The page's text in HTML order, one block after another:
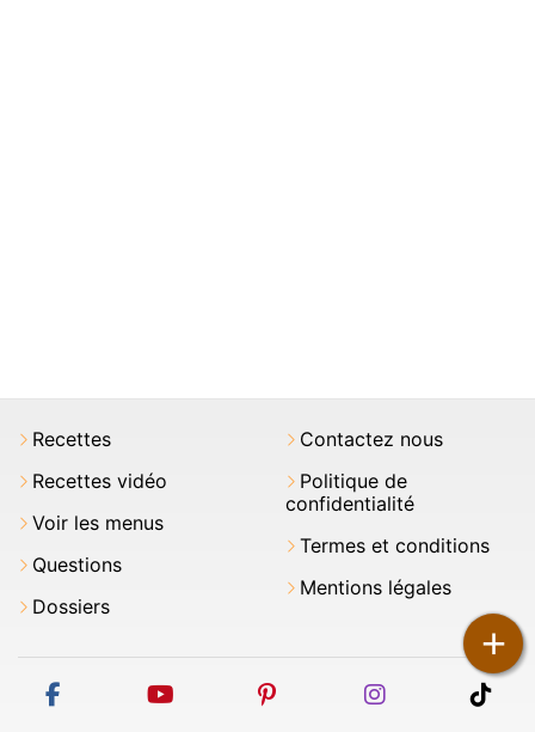
+
Recettes
Recettes vidéo
Voir les menus
Questions
Dossiers
Contactez nous
Politique de
confidentialité
Termes et conditions
Mentions légales
facebook youtube pinterest instagram